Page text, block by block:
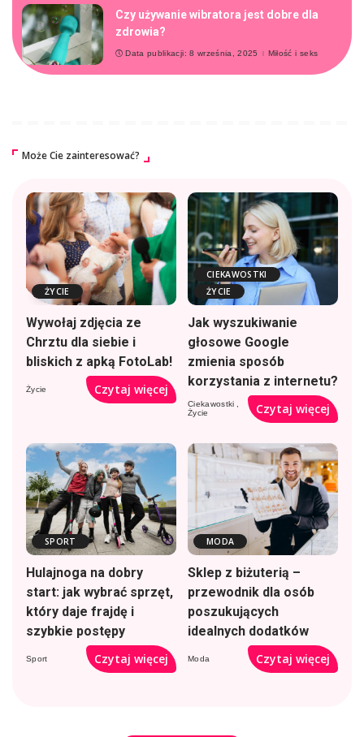
Czy używanie wibratora jest dobre dla
zdrowia?
Data publikacji: 8 września, 2025 Miłość i seks
Może Cie zainteresować?
ŻYCIE
Wywołaj zdjęcia ze
Chrztu dla siebie i
bliskich z apką FotoLab!
Życie Czytaj więcej
CIEKAWOSTKI
ŻYCIE
Jak wyszukiwanie
głosowe Google
zmienia sposób
korzystania z internetu?
Ciekawostki
Życie
Czytaj więcej
SPORT
Hulajnoga na dobry
start: jak wybrać sprzęt,
który daje frajdę i
szybkie postępy
Sport Czytaj więcej
MODA
Sklep z biżuterią –
przewodnik dla osób
poszukujących
idealnych dodatków
Moda Czytaj więcej